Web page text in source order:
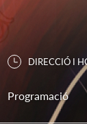
DIRECCIÓ I
Programació